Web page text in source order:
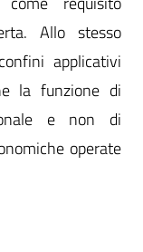
Allo stesso
applicativi
la funzione di
e non di
operate